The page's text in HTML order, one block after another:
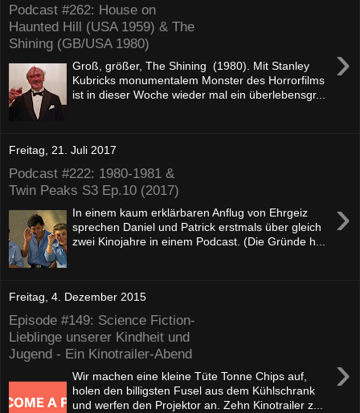
Podcast #262: House on
Haunted Hill (USA 1959) & The
Shining (GB/USA 1980)
›
Groß, größer, The Shining (1980). Mit Stanley
Kubricks monumentalem Monster des Horrorfilms
ist in dieser Woche wieder mal ein überlebensgr...
Freitag, 21. Juli 2017
Podcast #222: 1980-1981 &
Twin Peaks S3 Ep.10 (2017)
›
In einem kaum erklärbaren Anflug von Ehrgeiz
sprechen Daniel und Patrick erstmals über gleich
zwei Kinojahre in einem Podcast. (Die Gründe h...
Freitag, 4. Dezember 2015
Episode #149: Science Fiction-
Lieblinge unserer Kindheit und
Jugend - Ein Kinotrailer-Abend
›
Wir machen eine kleine Tüte Tonne Chips auf,
holen den billigsten Fusel aus dem Kühlschrank
und werfen den Projektor an. Zehn Kinotrailer z...